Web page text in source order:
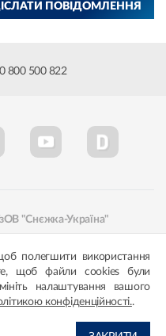
ПОВІДОМЛЕННЯ
0 800 500 822
"Снєжка-Україна"
Відповідність кольорів
полегшити використання
щоб файли cookies були
налаштування вашого
конфіденційності..